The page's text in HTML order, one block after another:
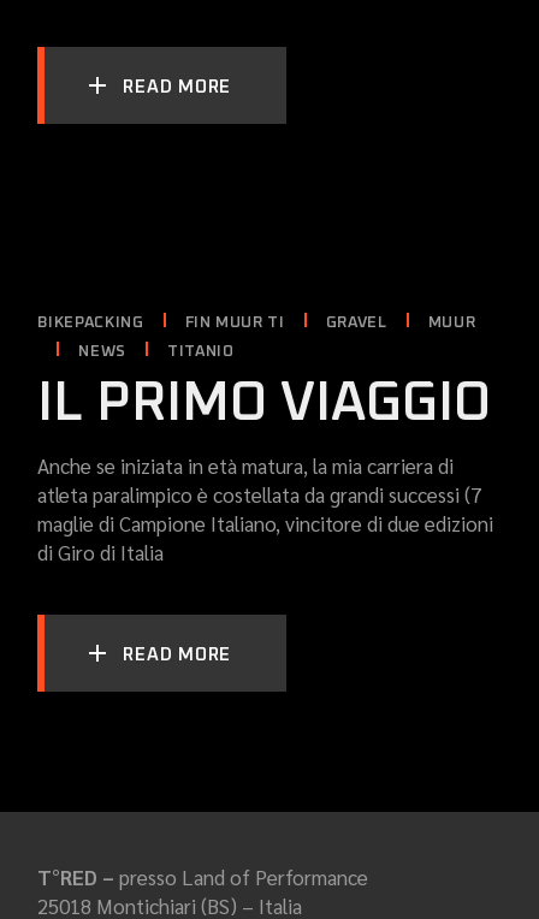
READ MORE
BIKEPACKING FIN MUUR TI GRAVEL
MUUR
NEWS
TITANIO
IL PRIMO VIAGGIO
Anche se iniziata in età matura, la mia carriera di
atleta paralimpico è costellata da grandi successi (7
maglie di Campione Italiano, vincitore di due edizioni
di Giro di Italia
READ MORE
T°RED –presso Land of Performance
25018 Montichiari (BS) – Italia